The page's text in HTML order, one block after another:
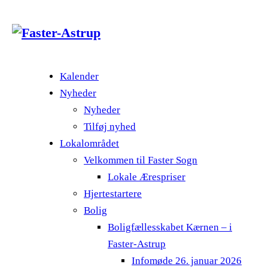
Kalender
Nyheder
Nyheder
Tilføj nyhed
Lokalområdet
Velkommen til Faster Sogn
Lokale Ærespriser
Hjertestartere
Bolig
Boligfællesskabet Kærnen – i
Faster-Astrup
Infomøde 26. januar 2026